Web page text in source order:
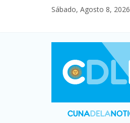
Sábado, Agosto 8, 2026